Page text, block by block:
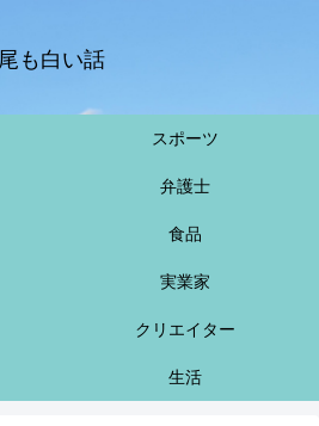
尾も白い話
スポーツ
弁護士
食品
実業家
クリエイター
生活